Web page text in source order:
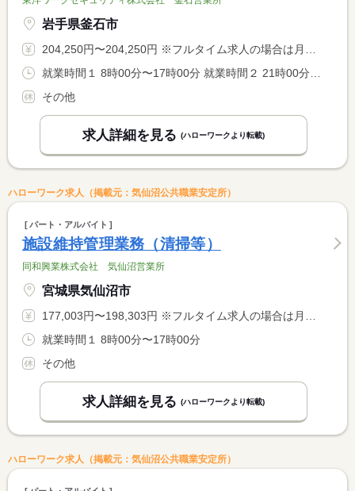
岩手県釜石市
204,250円〜204,250円 ※フルタイム求人の場合は月額（換算額）、パート求人の場合は時間額を表示しています。
その他
求人詳細を見る (ハローワークより転載)
ハローワーク求人（掲載元：気仙沼公共職業安定所）
パート・アルバイト
施設維持管理業務（清掃等）
同和興業株式会社 気仙沼営業所
宮城県気仙沼市
177,003円〜198,303円 ※フルタイム求人の場合は月額（換算額）、パート求人の場合は時間額を表示しています。
就業時間１ 8時00分〜17時00分
その他
求人詳細を見る (ハローワークより転載)
ハローワーク求人（掲載元：気仙沼公共職業安定所）